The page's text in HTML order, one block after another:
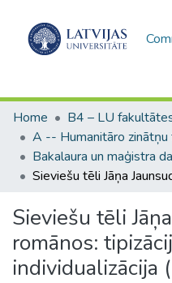
Home
Sieviešu tēli
romānos: